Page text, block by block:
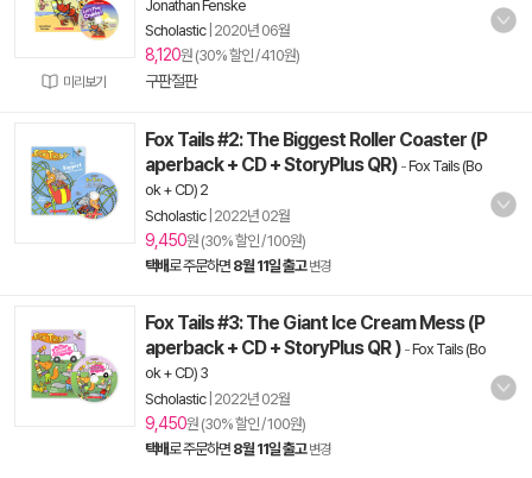
미리보기
Jonathan Fenske
Scholastic| 2020년 06월
8,120원 (30% 할인 / 410원)
구판절판
Fox Tails #2: The Biggest Roller Coaster (P
aperback + CD + StoryPlus QR) -Fox Tails (Bo
ok + CD) 2
Scholastic| 2022년 02월
9,450원 (30% 할인 / 100원)
택배로 주문하면 8월 11일 출고 변경
Fox Tails #3: The Giant Ice Cream Mess (P
aperback + CD + StoryPlus QR ) -Fox Tails (Bo
ok + CD) 3
Scholastic| 2022년 02월
9,450원 (30% 할인 / 100원)
택배로 주문하면 8월 11일 출고 변경